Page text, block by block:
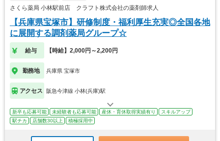
さくら薬局 小林駅前店 クラフト株式会社の薬剤師求人
【兵庫県宝塚市】研修制度・福利厚生充実◎全国各地
に展開する調剤薬局グループ☆
給与 【時給】2,000円～2,200円
勤務地 兵庫県 宝塚市
アクセス 阪急今津線 小林(兵庫)駅
新卒も応募可能 未経験者も応募可能 産休・育休取得実績有り
スキルアップ
駅チカ
店舗数30以上 積極採用中